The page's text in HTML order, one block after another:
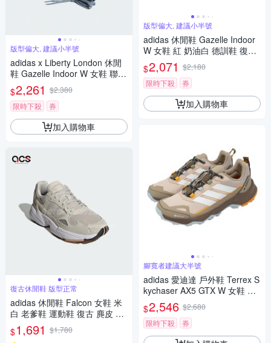
版型偏大, 建議小半號
adidas x Liberty London 休閒
鞋 Gazelle Indoor W 女鞋 聯名
德訓鞋 米白 JR3601
$2,261 $2,380
限時下殺
券
加入購物車
復古休閒鞋 版型正常
adidas 休閒鞋 Falcon 女鞋 米
白 老爹鞋 運動鞋 復古 麂皮 愛
迪達 IG8303
$1,691 $1,780
版型偏大, 建議小半號
adidas 休閒鞋 Gazelle Indoor
W 女鞋 紅 奶油白 德訓鞋 復古
線條 愛迪達 JS1411
$2,071 $2,180
限時下殺
券
加入購物車
腳寬者建議大半號
adidas 愛迪達 戶外鞋 Terrex S
kychaser AX5 GTX W 女鞋 米
棕 防水 HP7169
$2,546 $2,680
限時下殺
券